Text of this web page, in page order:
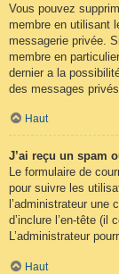
Vous pouvez
membre en utilisant
messagerie privée.
membre en
dernier a la
des messages privés.
Haut
J’ai reçu un spam
Le formulaire de
pour suivre les
l’administrateur
d’inclure l’en-tête (il
L’administrateur
Haut